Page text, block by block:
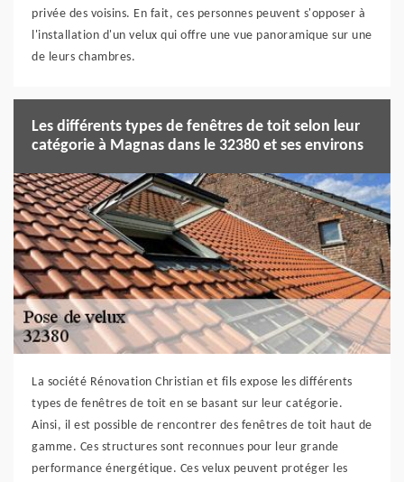
privée des voisins. En fait, ces personnes peuvent s'opposer à
l'installation d'un velux qui offre une vue panoramique sur une
de leurs chambres.
Les différents types de fenêtres de toit selon leur
catégorie à Magnas dans le 32380 et ses environs
La société Rénovation Christian et fils expose les différents
types de fenêtres de toit en se basant sur leur catégorie.
Ainsi, il est possible de rencontrer des fenêtres de toit haut de
gamme. Ces structures sont reconnues pour leur grande
performance énergétique. Ces velux peuvent protéger les